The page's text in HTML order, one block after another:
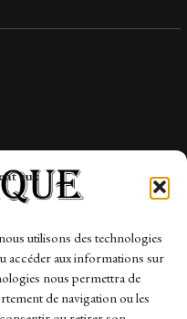
aux
utilisons des technologies
accéder aux informations sur
nous permettra de
de navigation ou les